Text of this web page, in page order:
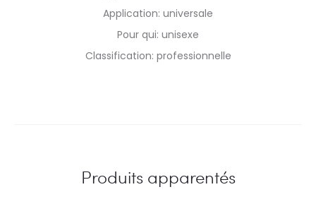
Application: universale
Pour qui: unisexe
Classification: professionnelle
Produits apparentés